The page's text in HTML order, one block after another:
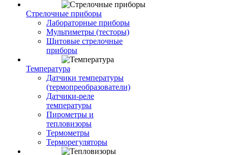
Стрелочные приборы
Лабораторные приборы
Мультиметры (тесторы)
Щитовые стрелочные
приборы
Температура
Датчики температуры
(термопреобразователи)
Датчики-реле
температуры
Пирометры и
тепловизоры
Термометры
Терморегуляторы